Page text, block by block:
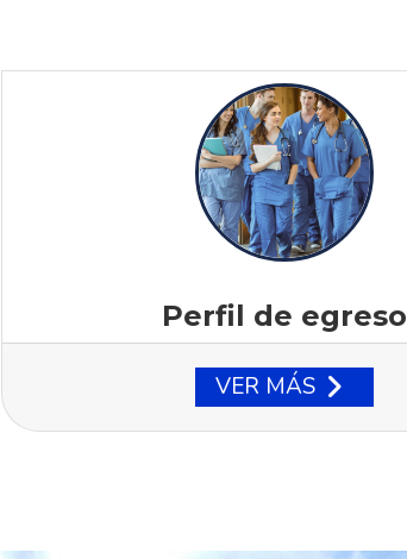
Perfil de egreso
VER MÁS